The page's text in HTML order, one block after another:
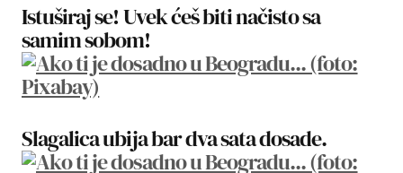
Istuširaj se! Uvek ćeš biti načisto sa
samim sobom!
Slagalica ubija bar dva sata dosade.